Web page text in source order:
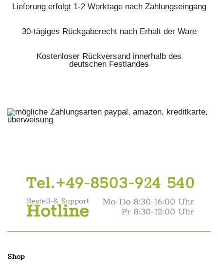
Lieferung erfolgt 1-2 Werktage nach Zahlungseingang
30-tägiges Rückgaberecht nach Erhalt der Ware
Kostenloser Rückversand innerhalb des
deutschen Festlandes
Shop